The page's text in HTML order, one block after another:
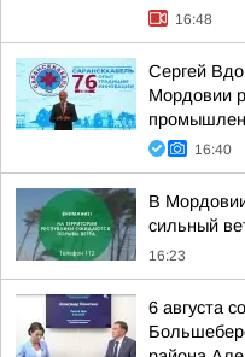
16:48
Сергей
Мордовии
16:40
В
сильный
16:23
6 августа